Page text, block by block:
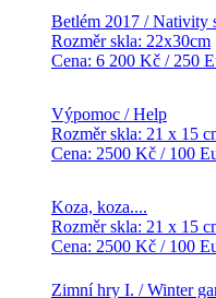
Betlém 2017 / Nativity
Rozměr skla: 22x30cm
Cena: 6 200 Kč / 250
Výpomoc / Help
Rozměr skla: 21 x 15
Cena: 2500 Kč / 100
Koza, koza....
Rozměr skla: 21 x 15
Cena: 2500 Kč / 100
Zimní hry I. / Winter